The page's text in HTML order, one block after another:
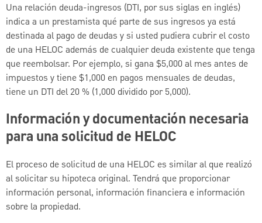
Una relación deuda-ingresos (DTI, por sus siglas en inglés)
indica a un prestamista qué parte de sus ingresos ya está
destinada al pago de deudas y si usted pudiera cubrir el costo
de una HELOC además de cualquier deuda existente que tenga
que reembolsar. Por ejemplo, si gana $5,000 al mes antes de
impuestos y tiene $1,000 en pagos mensuales de deudas,
tiene un DTI del 20 % (1,000 dividido por 5,000).
Información y documentación necesaria
para una solicitud de HELOC
El proceso de solicitud de una HELOC es similar al que realizó
al solicitar su hipoteca original. Tendrá que proporcionar
información personal, información financiera e información
sobre la propiedad.